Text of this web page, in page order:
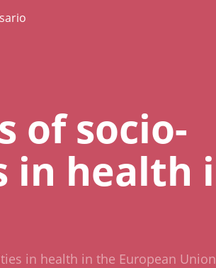
of socio-
in health
in health in the European Union